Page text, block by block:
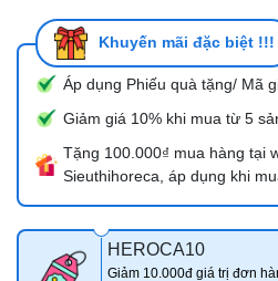
Khuyến mãi đặc biệt !!!
Áp dụng Phiếu quà tặng/ Mã
Giảm giá 10% khi mua từ 5
Tặng 100.000₫ mua hàng tại
Sieuthihoreca, áp dụng khi
HEROCA10
Giảm 10.000đ giá trị đơn